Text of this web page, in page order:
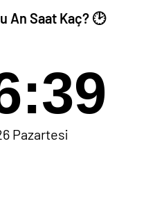
An Saat Kaç? 🕑
Pazartesi